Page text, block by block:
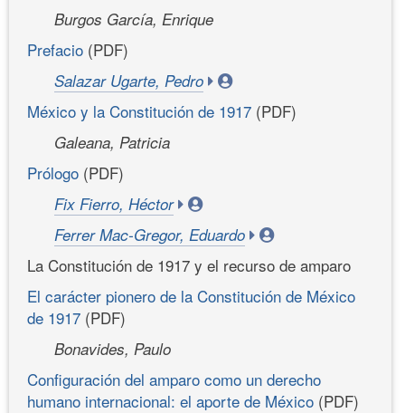
Burgos García, Enrique
Prefacio (PDF)
Salazar Ugarte, Pedro
México y la Constitución de 1917 (PDF)
Galeana, Patricia
Prólogo (PDF)
Fix Fierro, Héctor
Ferrer Mac-Gregor, Eduardo
La Constitución de 1917 y el recurso de amparo
El carácter pionero de la Constitución de México
de 1917 (PDF)
Bonavides, Paulo
Configuración del amparo como un derecho
humano internacional: el aporte de México (PDF)